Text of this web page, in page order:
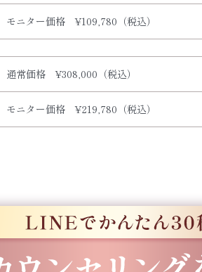
モニター価格 ¥109,780（税込）
通常価格 ¥308,000（税込）
モニター価格 ¥219,780（税込）